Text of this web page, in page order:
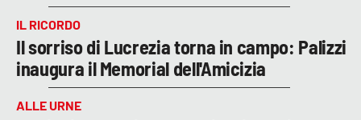
IL RICORDO
Il sorriso di Lucrezia torna in campo: Palizzi
inaugura il Memorial dell'Amicizia
ALLE URNE